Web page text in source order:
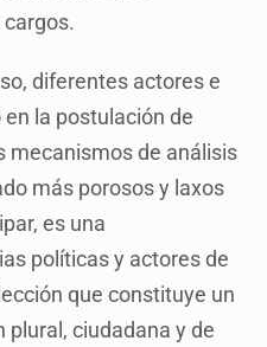
diferentes actores e
la postulación de
mecanismos de análisis
más porosos y laxos
es una
políticas y actores de
que constituye un
ciudadana y de